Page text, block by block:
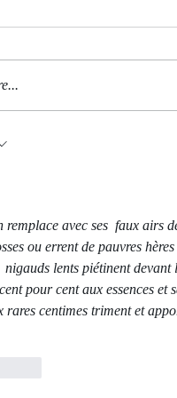
remplace avec ses  faux airs
ou errent de pauvres
lents piétinent devant
pour cent aux essences
rares centimes triment et